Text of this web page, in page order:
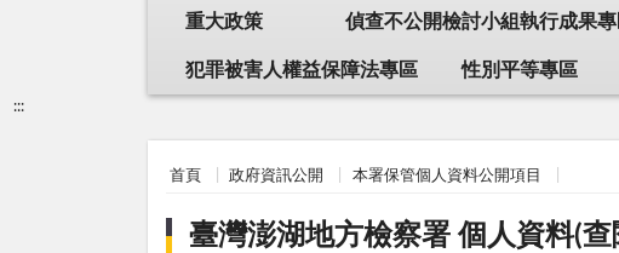
重大政策 偵查不公開檢討小組執行成果專
犯罪被害人權益保障法專區 性別平等專區
:::
首頁 政府資訊公開 本署保管個人資料公開項目
臺灣澎湖地方檢察署 個人資料(